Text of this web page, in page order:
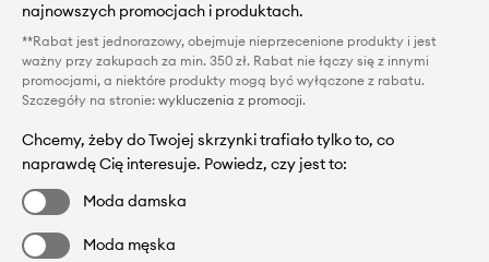
najnowszych promocjach i produktach.
**Rabat jest jednorazowy, obejmuje nieprzecenione produkty i jest
ważny przy zakupach za min. 350 zł. Rabat nie łączy się z innymi
promocjami, a niektóre produkty mogą być wyłączone z rabatu.
Szczegóły na stronie: wykluczenia z promocji.
Chcemy, żeby do Twojej skrzynki trafiało tylko to, co
naprawdę Cię interesuje. Powiedz, czy jest to:
Moda damska
Moda męska